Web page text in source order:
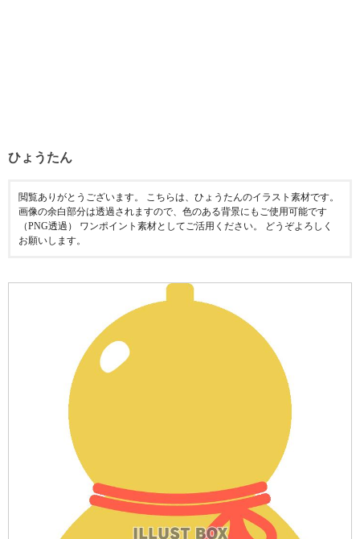
ひょうたん
閲覧ありがとうございます。 こちらは、ひょうたんのイラスト素材です。
画像の余白部分は透過されますので、色のある背景にもご使用可能です
（PNG透過） ワンポイント素材としてご活用ください。 どうぞよろしく
お願いします。